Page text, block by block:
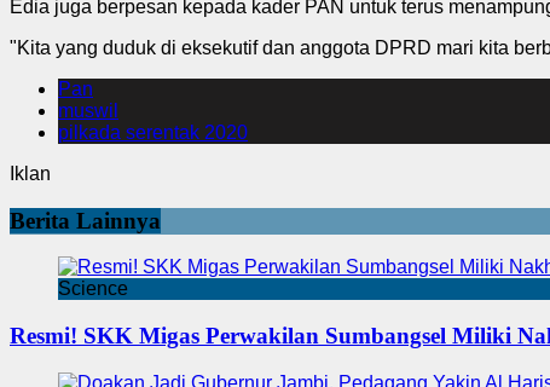
Edia juga berpesan kepada kader PAN untuk terus
"Kita yang duduk di eksekutif dan anggota DPRD mari kita
Pan
muswil
pilkada serentak 2020
Iklan
Berita Lainnya
Science
Resmi! SKK Migas Perwakilan Sumbangsel Miliki